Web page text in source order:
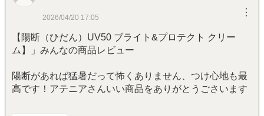
2026/04/20 17:05 ︙
【陽断（ひだん）UV50 ブライト&プロテクト クリー
ム】」みんなの商品レビュー
陽断があれば猛暑だって怖くありません、つけ心地も最
高です！アテニアさんいい商品をありがとうごさいます